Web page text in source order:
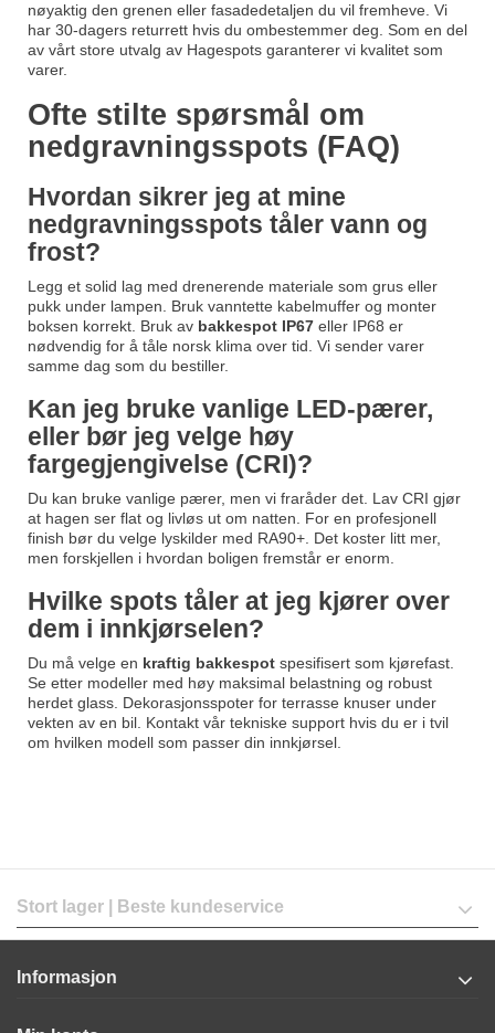
nøyaktig den grenen eller fasadedetaljen du vil fremheve. Vi
har 30-dagers returrett hvis du ombestemmer deg. Som en del
av vårt store utvalg av Hagespots garanterer vi kvalitet som
varer.
Ofte stilte spørsmål om
nedgravningsspots (FAQ)
Hvordan sikrer jeg at mine
nedgravningsspots tåler vann og
frost?
Legg et solid lag med drenerende materiale som grus eller
pukk under lampen. Bruk vanntette kabelmuffer og monter
boksen korrekt. Bruk av bakkespot IP67 eller IP68 er
nødvendig for å tåle norsk klima over tid. Vi sender varer
samme dag som du bestiller.
Kan jeg bruke vanlige LED-pærer,
eller bør jeg velge høy
fargegjengivelse (CRI)?
Du kan bruke vanlige pærer, men vi fraråder det. Lav CRI gjør
at hagen ser flat og livløs ut om natten. For en profesjonell
finish bør du velge lyskilder med RA90+. Det koster litt mer,
men forskjellen i hvordan boligen fremstår er enorm.
Hvilke spots tåler at jeg kjører over
dem i innkjørselen?
Du må velge en kraftig bakkespot spesifisert som kjørefast.
Se etter modeller med høy maksimal belastning og robust
herdet glass. Dekorasjonsspoter for terrasse knuser under
vekten av en bil. Kontakt vår tekniske support hvis du er i tvil
om hvilken modell som passer din innkjørsel.
Stort lager | Beste kundeservice
Informasjon